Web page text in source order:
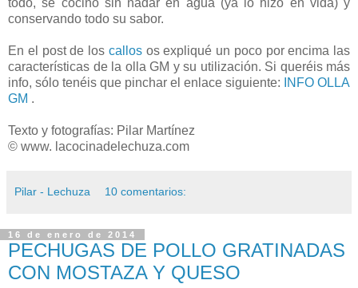
conservando todo su sabor.
En el post de los callosos expliqué un poco por encima las
características de la olla GM y su utilización. Si queréis más
info, sólo tenéis que pinchar el enlace siguiente:
INFO OLLA
GM .
Texto y fotografías: Pilar Martínez
© www. lacocinadelechuza.com
Pilar - Lechuza 10 comentarios:
16 de enero de 2014
PECHUGAS DE POLLO GRATINADAS
CON MOSTAZA Y QUESO